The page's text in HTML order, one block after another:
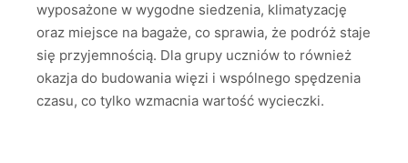
wyposażone w wygodne siedzenia, klimatyzację
oraz miejsce na bagaże, co sprawia, że podróż staje
się przyjemnością. Dla grupy uczniów to również
okazja do budowania więzi i wspólnego spędzenia
czasu, co tylko wzmacnia wartość wycieczki.